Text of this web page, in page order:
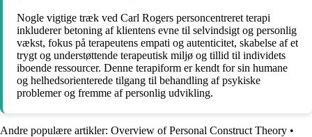
Nogle vigtige træk ved Carl Rogers personcentreret terapi
inkluderer betoning af klientens evne til selvindsigt og personlig
vækst, fokus på terapeutens empati og autenticitet, skabelse af et
trygt og understøttende terapeutisk miljø og tillid til individets
iboende ressourcer. Denne terapiform er kendt for sin humane
og helhedsorienterede tilgang til behandling af psykiske
problemer og fremme af personlig udvikling.
Andre populære artikler: Overview of Personal Construct Theory •